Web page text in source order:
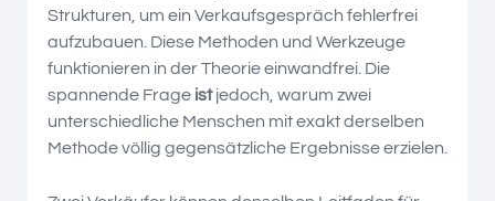
Strukturen, um ein Verkaufsgespräch fehlerfrei
aufzubauen. Diese Methoden und Werkzeuge
funktionieren in der Theorie einwandfrei. Die
spannende Frage istjedoch, warum zwei
unterschiedliche Menschen mit exakt derselben
Methode völlig gegensätzliche Ergebnisse erzielen.